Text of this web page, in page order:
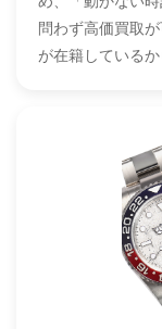
問わず高価買取
が在籍しているか